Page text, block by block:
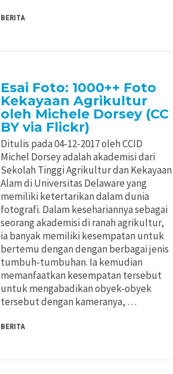
BERITA
Esai Foto: 1000++ Foto
Kekayaan Agrikultur
oleh Michele Dorsey (CC
BY via Flickr)
Ditulis pada 04-12-2017 oleh CCID
Michel Dorsey adalah akademisi dari
Sekolah Tinggi Agrikultur dan Kekayaan
Alam di Universitas Delaware yang
memiliki ketertarikan dalam dunia
fotografi. Dalam kesehariannya sebagai
seorang akademisi di ranah agrikultur,
ia banyak memiliki kesempatan untuk
bertemu dengan dengan berbagai jenis
tumbuh-tumbuhan. Ia kemudian
memanfaatkan kesempatan tersebut
untuk mengabadikan obyek-obyek
tersebut dengan kameranya, …
BERITA